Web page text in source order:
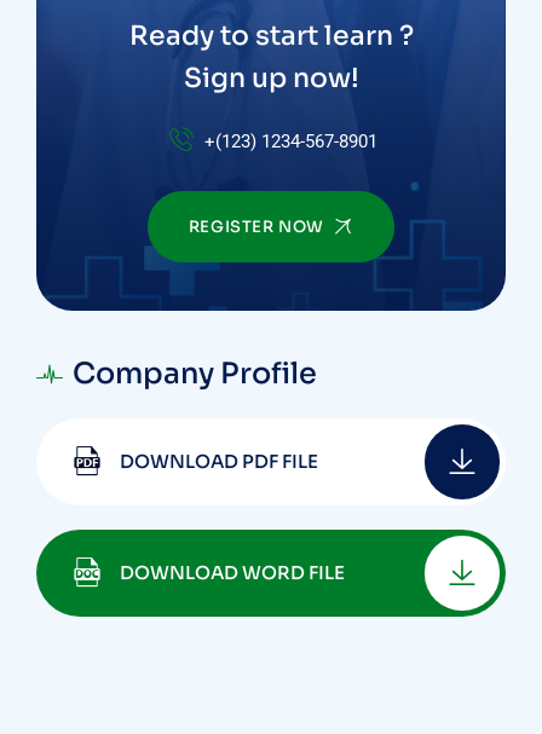
Ready to start learn ?
Sign up now!
+(123) 1234-567-8901
REGISTER NOW
Company Profile
DOWNLOAD PDF FILE
DOWNLOAD WORD FILE